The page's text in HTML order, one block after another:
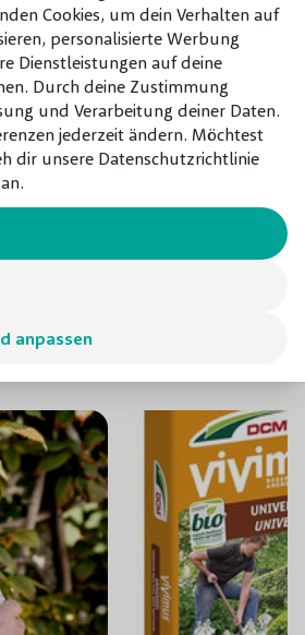
Cookies, um dein Verhalten auf
personalisierte Werbung
Dienstleistungen auf deine
Durch deine Zustimmung
und Verarbeitung deiner Daten.
jederzeit ändern. Möchtest
dir unsere Datenschutzrichtlinie
anpassen
auch im Winter noch sehr
ist die winterharte
und anspruchslos,
im (Halb-)Schatten und
Boden bieten.
für dieses